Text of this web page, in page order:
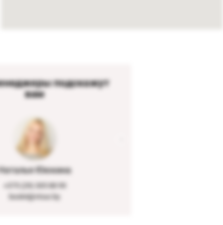
подскажут
вам
Ююкина
+375 (29) 305 88 99
book4@vtour.by